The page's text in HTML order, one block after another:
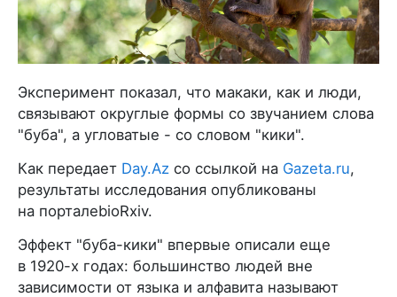
Эксперимент показал, что макаки, как и люди,
связывают округлые формы со звучанием слова
"буба", а угловатые - со словом "кики".
Как передает Day.Az со ссылкой на Gazeta.ru,
результаты исследования опубликованы
на порталеbioRxiv.
Эффект "буба-кики" впервые описали еще
в 1920-х годах: большинство людей вне
зависимости от языка и алфавита называют